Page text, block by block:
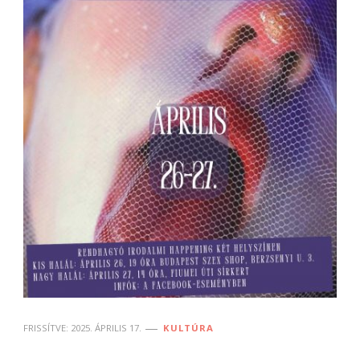
FRISSÍTVE: 2025. ÁPRILIS 17. KULTÚRA